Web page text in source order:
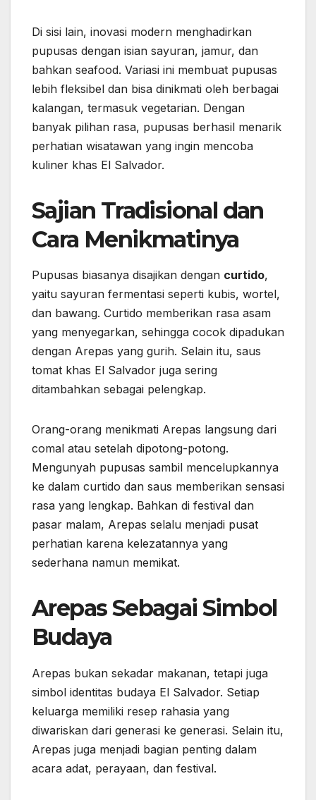
Di sisi lain, inovasi modern menghadirkan
pupusas dengan isian sayuran, jamur, dan
bahkan seafood. Variasi ini membuat pupusas
lebih fleksibel dan bisa dinikmati oleh berbagai
kalangan, termasuk vegetarian. Dengan
banyak pilihan rasa, pupusas berhasil menarik
perhatian wisatawan yang ingin mencoba
kuliner khas El Salvador.
Sajian Tradisional dan
Cara Menikmatinya
Pupusas biasanya disajikan dengan curtido,
yaitu sayuran fermentasi seperti kubis, wortel,
dan bawang. Curtido memberikan rasa asam
yang menyegarkan, sehingga cocok dipadukan
dengan Arepas yang gurih. Selain itu, saus
tomat khas El Salvador juga sering
ditambahkan sebagai pelengkap.
Orang-orang menikmati Arepas langsung dari
comal atau setelah dipotong-potong.
Mengunyah pupusas sambil mencelupkannya
ke dalam curtido dan saus memberikan sensasi
rasa yang lengkap. Bahkan di festival dan
pasar malam, Arepas selalu menjadi pusat
perhatian karena kelezatannya yang
sederhana namun memikat.
Arepas Sebagai Simbol
Budaya
Arepas bukan sekadar makanan, tetapi juga
simbol identitas budaya El Salvador. Setiap
keluarga memiliki resep rahasia yang
diwariskan dari generasi ke generasi. Selain itu,
Arepas juga menjadi bagian penting dalam
acara adat, perayaan, dan festival.